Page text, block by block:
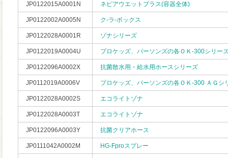
JP0122015A0001N ネピアウエットプラス(容器全体)
JP0122002A0005N ク-ラ-ボックス
JP0122028A0001R ゾナシリーズ
JP0122019A0004U プロケッズ、パーソンズの各ＯＫ-300シリー
JP0122096A0002X 抗菌散水用・給水用ホースシリーズ
JP0112019A0006V プロケッズ、パーソンズの各ＯＫ-300 ＡＧシ
JP0122028A0002S エコライトゾナ
JP0122028A0003T エコライトゾナ
JP0122096A0003Y 抗菌クリアホース
JP0111042A0002M HG-Fproスプレー